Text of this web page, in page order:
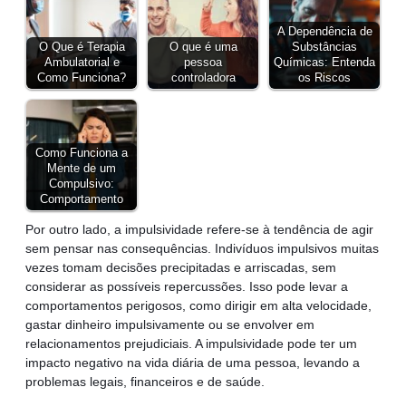
O Que é Terapia
Ambulatorial e
Como Funciona?
O que é uma
pessoa
controladora
A Dependência de
Substâncias
Químicas: Entenda
os Riscos
Como Funciona a
Mente de um
Compulsivo:
Comportamento
Por outro lado, a impulsividade refere-se à tendência de agir
sem pensar nas consequências. Indivíduos impulsivos muitas
vezes tomam decisões precipitadas e arriscadas, sem
considerar as possíveis repercussões. Isso pode levar a
comportamentos perigosos, como dirigir em alta velocidade,
gastar dinheiro impulsivamente ou se envolver em
relacionamentos prejudiciais. A impulsividade pode ter um
impacto negativo na vida diária de uma pessoa, levando a
problemas legais, financeiros e de saúde.